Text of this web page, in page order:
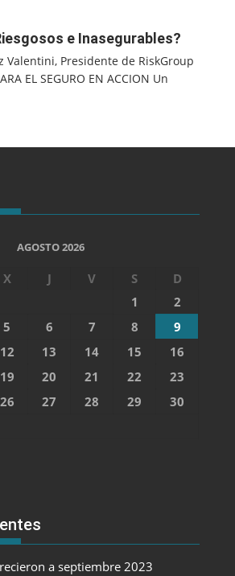
e Inasegurables?
Valentini, Presidente de RiskGroup
EL SEGURO EN ACCION Un
AGOSTO 2026
X J V S
D
1
2
5 6 7 8
9
12 13 14 15
16
19 20 21 22
23
26 27 28 29
30
a septiembre 2023